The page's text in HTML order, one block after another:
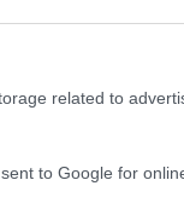
related to
to Google for
II.: Mit jelent az 5.